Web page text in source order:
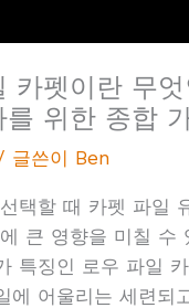
카펫이란 무
를 위한 종합
글쓴이 Ben
택할 때 카펫 파일
큰 영향을 미칠 수
특징인 로우 파일
에 어울리는 세련되